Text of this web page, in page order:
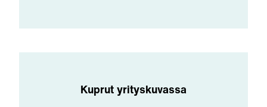
Kuprut yrityskuvassa